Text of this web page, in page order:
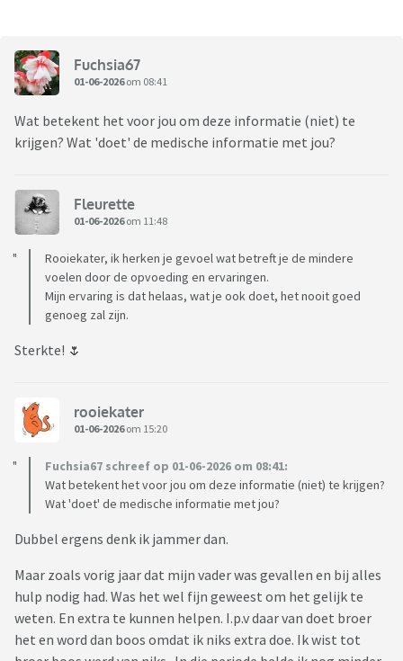
Fuchsia67
01-06-2026om 08:41
Wat betekent het voor jou om deze informatie (niet) te
krijgen? Wat 'doet' de medische informatie met jou?
Fleurette
01-06-2026om 11:48
Rooiekater, ik herken je gevoel wat betreft je de mindere
voelen door de opvoeding en ervaringen.
Mijn ervaring is dat helaas, wat je ook doet, het nooit goed
genoeg zal zijn.
Sterkte! 🌷
rooiekater
01-06-2026om 15:20
Fuchsia67 schreef op 01-06-2026 om 08:41:
Wat betekent het voor jou om deze informatie (niet) te krijgen?
Wat 'doet' de medische informatie met jou?
Dubbel ergens denk ik jammer dan.
Maar zoals vorig jaar dat mijn vader was gevallen en bij alles
hulp nodig had. Was het wel fijn geweest om het gelijk te
weten. En extra te kunnen helpen. I.p.v daar van doet broer
het en word dan boos omdat ik niks extra doe. Ik wist tot